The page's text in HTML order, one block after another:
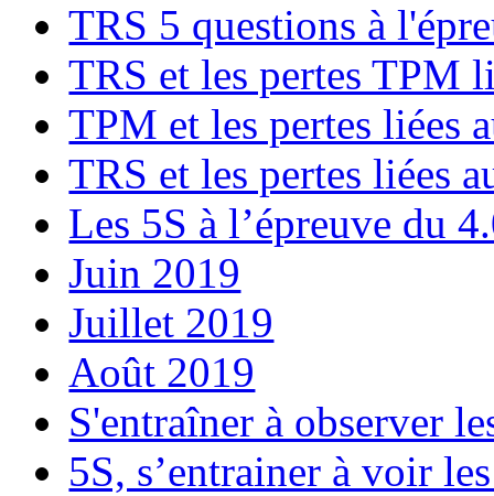
TRS 5 questions à
TRS et les pertes TPM
TPM et les pertes liées
TRS et les pertes liées
Les 5S à l’épreuve du
Juin 2019
Juillet 2019
Août 2019
S'entraîner à observer
5S, s’entrainer à voir